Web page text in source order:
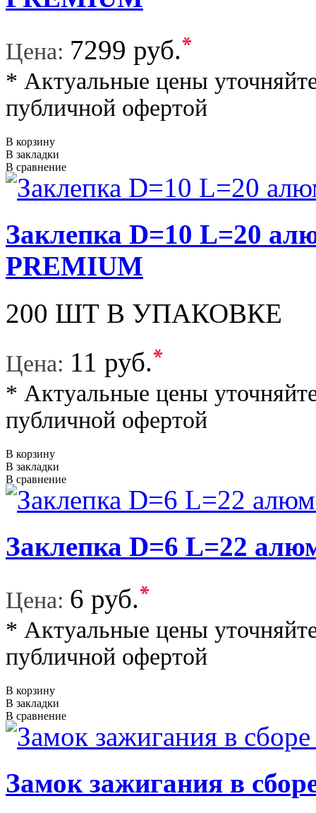
Цена: 7299 руб.*
* Актуальные цены
публичной офертой
В корзину
В закладки
В сравнение
Заклепка D=10 L=20
PREMIUM
200 ШТ В УПАКОВКЕ
Цена: 11 руб.*
* Актуальные цены
публичной офертой
В корзину
В закладки
В сравнение
Заклепка D=6 L=22
Цена: 6 руб.*
* Актуальные цены
публичной офертой
В корзину
В закладки
В сравнение
Замок зажигания в